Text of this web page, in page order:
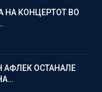
НА КОНЦЕРТОТ ВО
АФЛЕК ОСТАНАЛЕ